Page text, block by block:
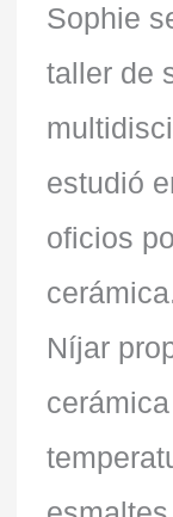
Sophie
taller de
estudió
oficios
Níjar